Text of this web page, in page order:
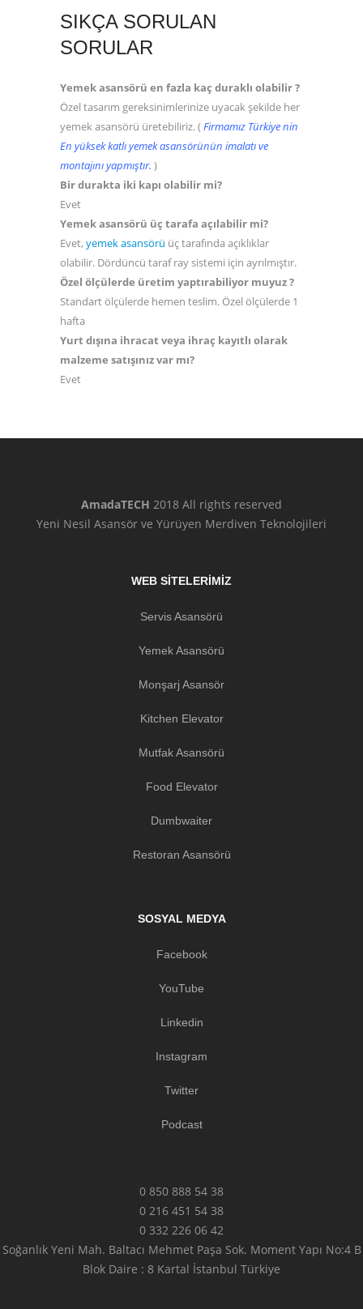
SIKÇA SORULAN
SORULAR
Yemek asansörü en fazla kaç duraklı olabilir ?
Özel tasarım gereksinimlerinize uyacak şekilde her
yemek asansörü üretebiliriz. ( Firmamız Türkiye nin
En yüksek katlı yemek asansörünün imalatı ve
montajını yapmıştır. )
Bir durakta iki kapı olabilir mi?
Evet
Yemek asansörü üç tarafa açılabilir mi?
Evet, yemek asansörü üç tarafında açıklıklar
olabilir. Dördüncü taraf ray sistemi için ayrılmıştır.
Özel ölçülerde üretim yaptırabiliyor muyuz ?
Standart ölçülerde hemen teslim. Özel ölçülerde 1
hafta
Yurt dışına ihracat veya ihraç kayıtlı olarak
malzeme satışınız var mı?
Evet
AmadaTECH 2018 All rights reserved
Yeni Nesil Asansör ve Yürüyen Merdiven Teknolojileri
WEB SİTELERİMİZ
Servis Asansörü
Yemek Asansörü
Monşarj Asansör
Kitchen Elevator
Mutfak Asansörü
Food Elevator
Dumbwaiter
Restoran Asansörü
SOSYAL MEDYA
Facebook
YouTube
Linkedin
Instagram
Twitter
Podcast
0 850 888 54 38
0 216 451 54 38
0 332 226 06 42
Soğanlık Yeni Mah. Baltacı Mehmet Paşa Sok. Moment Yapı No:4 B
Blok Daire : 8 Kartal İstanbul Türkiye